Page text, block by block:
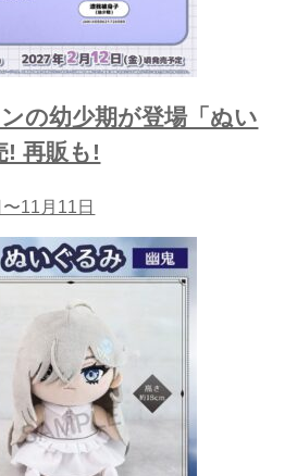
の幼少期が登場「ぬい
! 再販も!
11月11日